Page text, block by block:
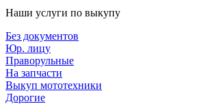
Наши услуги по выкупу
Без документов
Юр. лицу
Праворульные
На запчасти
Выкуп мототехники
Дорогие